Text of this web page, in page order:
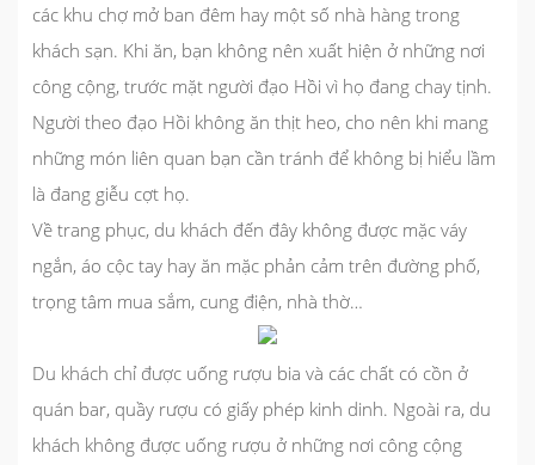
các khu chợ mở ban đêm hay một số nhà hàng trong
khách sạn. Khi ăn, bạn không nên xuất hiện ở những nơi
công cộng, trước mặt người đạo Hồi vì họ đang chay tịnh.
Người theo đạo Hồi không ăn thịt heo, cho nên khi mang
những món liên quan bạn cần tránh để không bị hiểu lầm
là đang giễu cợt họ.
Về trang phục, du khách đến đây không được mặc váy
ngắn, áo cộc tay hay ăn mặc phản cảm trên đường phố,
trọng tâm mua sắm, cung điện, nhà thờ…
Du khách chỉ được uống rượu bia và các chất có cồn ở
quán bar, quầy rượu có giấy phép kinh dinh. Ngoài ra, du
khách không được uống rượu ở những nơi công cộng